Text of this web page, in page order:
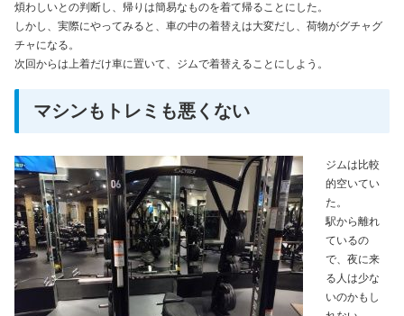
煩わしいとの判断し、帰りは簡易なものを着て帰ることにした。
しかし、実際にやってみると、車の中の着替えは大変だし、荷物がグチャグ
チャになる。
次回からは上着だけ車に置いて、ジムで着替えることにしよう。
マシンもトレミも悪くない
ジムは比較
的空いてい
た。
駅から離れ
ているの
で、夜に来
る人は少な
いのかもし